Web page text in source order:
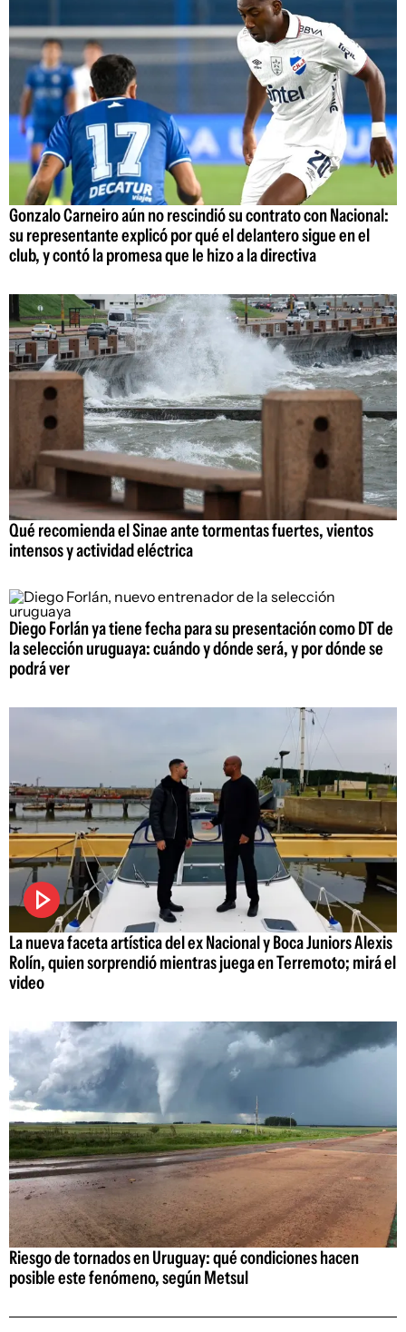
Gonzalo Carneiro aún no rescindió su contrato con Nacional:
su representante explicó por qué el delantero sigue en el
club, y contó la promesa que le hizo a la directiva
Qué recomienda el Sinae ante tormentas fuertes, vientos
intensos y actividad eléctrica
Diego Forlán ya tiene fecha para su presentación como DT de
la selección uruguaya: cuándo y dónde será, y por dónde se
podrá ver
La nueva faceta artística del ex Nacional y Boca Juniors Alexis
Rolín, quien sorprendió mientras juega en Terremoto; mirá el
video
Riesgo de tornados en Uruguay: qué condiciones hacen
posible este fenómeno, según Metsul